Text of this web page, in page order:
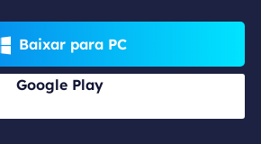
Baixar para PC
Google Play